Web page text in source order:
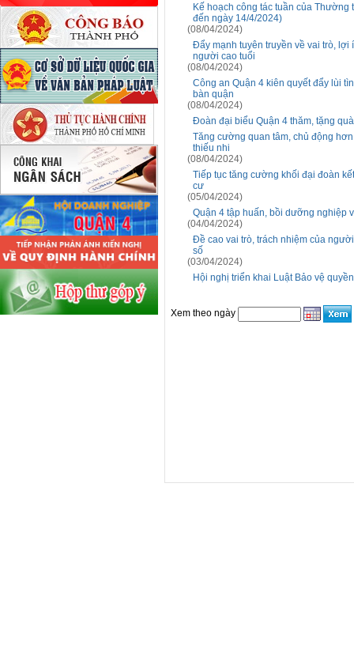
Kế hoạch công tác tuần của
đến ngày 14/4/2024)
(08/04/2024)
Đẩy mạnh tuyên truyền về vai trò,
người cao tuổi
(08/04/2024)
Công an Quận 4 kiên quyết đẩy lùi
bàn quận
(08/04/2024)
Đoàn đại biểu Quận 4 thăm, tặng
Tăng cường quan tâm, chủ động
thiếu nhi
(08/04/2024)
Tiếp tục tăng cường khối đại đoàn
cư
(05/04/2024)
Quận 4 tập huấn, bồi dưỡng nghiệp
(04/04/2024)
Đề cao vai trò, trách nhiệm của
số
(03/04/2024)
Hội nghị triển khai Luật Bảo vệ
Xem theo ngày